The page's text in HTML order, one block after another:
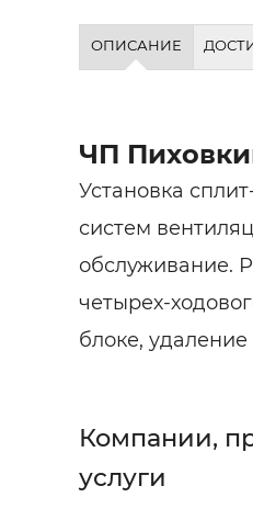
ОПИСАНИЕ
ЧП
Установка
систем
обслуживание.
четырех-
блоке,
Компании,
услуги